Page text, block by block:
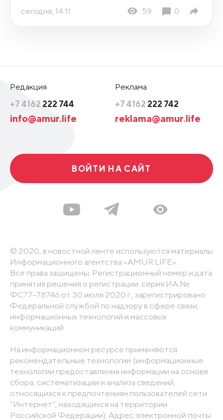
сегодня, 14:11 59 0
Редакция
+7 4162 222 744
info@amur.life
Реклама
+7 4162 222 742
reklama@amur.life
ВОЙТИ НА САЙТ
© 2020, в новостной ленте используются материалы
Информационного агентства «AMUR.LIFE».
Все права защищены. Регистрационный номер и дата
принятия решения о регистрации: серия ИА №
ФС77-78746 от 30 июля 2020 г., зарегистрировано
Федеральной службой по надзору в сфере связи,
информационных технологий и массовых
коммуникаций
На информационном ресурсе применяются
рекомендательные технологии (информационные
технологии предоставления информации на основе
сбора, систематизации и анализа сведений,
относящихся к предпочтениям пользователей сети
"Интернет", находящихся на территории
Российской Федерации). Адрес электронной почты